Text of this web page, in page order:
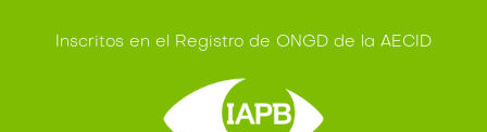
Inscritos en el Registro de ONGD de la AECID